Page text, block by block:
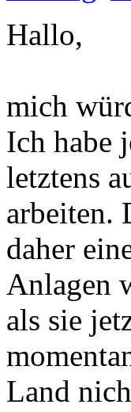
Hallo,
mich
Ich habe
letztens
arbeiten.
daher
Anlagen
als sie
Land